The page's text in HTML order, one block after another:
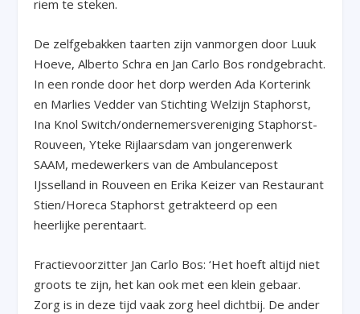
riem te steken.
De zelfgebakken taarten zijn vanmorgen door Luuk
Hoeve, Alberto Schra en Jan Carlo Bos rondgebracht.
In een ronde door het dorp werden Ada Korterink
en Marlies Vedder van Stichting Welzijn Staphorst,
Ina Knol Switch/ondernemersvereniging Staphorst-
Rouveen, Yteke Rijlaarsdam van jongerenwerk
SAAM, medewerkers van de Ambulancepost
IJsselland in Rouveen en Erika Keizer van Restaurant
Stien/Horeca Staphorst getrakteerd op een
heerlijke perentaart.
Fractievoorzitter Jan Carlo Bos: ‘Het hoeft altijd niet
groots te zijn, het kan ook met een klein gebaar.
Zorg is in deze tijd vaak zorg heel dichtbij. De ander